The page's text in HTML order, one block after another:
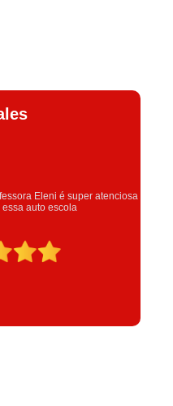
passei urrrooou